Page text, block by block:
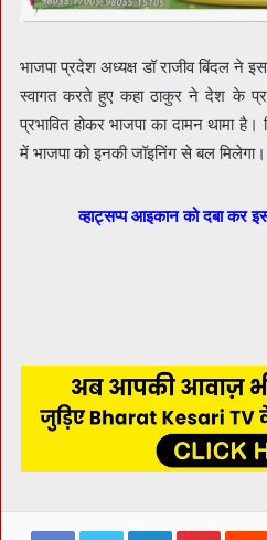
भाजपा प्रदेश अध्यक्ष डॉ राजीव बिंदल ने
स्वागत करते हुए कहा ठाकुर ने देश के
प्रभावित होकर भाजपा का दामन थामा
में भाजपा को इनकी जॉइनिंग से बल मिलेगा।
व्हाट्सप्प आइकान को दबा
FacebookTwitterLinkedIn